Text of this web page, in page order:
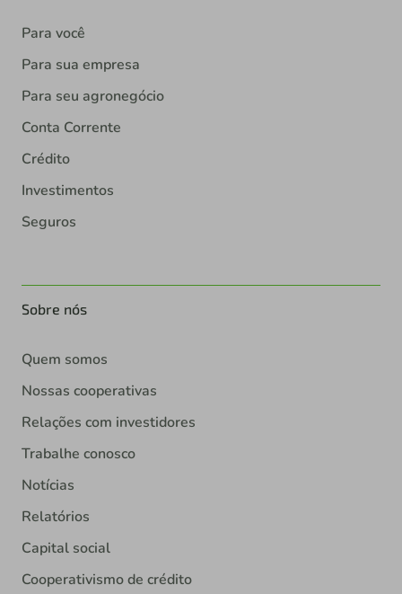
Para você
Para sua empresa
Para seu agronegócio
Conta Corrente
Crédito
Investimentos
Seguros
Sobre nós
Quem somos
Nossas cooperativas
Relações com investidores
Trabalhe conosco
Notícias
Relatórios
Capital social
Cooperativismo de crédito